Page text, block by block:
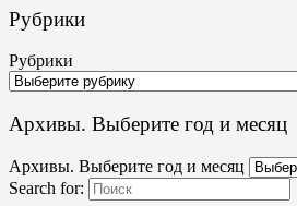
Рубрики
Рубрики
Архивы. Выберите год и месяц
Архивы. Выберите год и месяц
Search for: